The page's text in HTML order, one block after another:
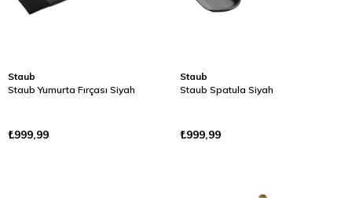
Staub
Staub Yumurta Fırçası Siyah
₺999,99
Staub
Staub Spatula Siyah
₺999,99